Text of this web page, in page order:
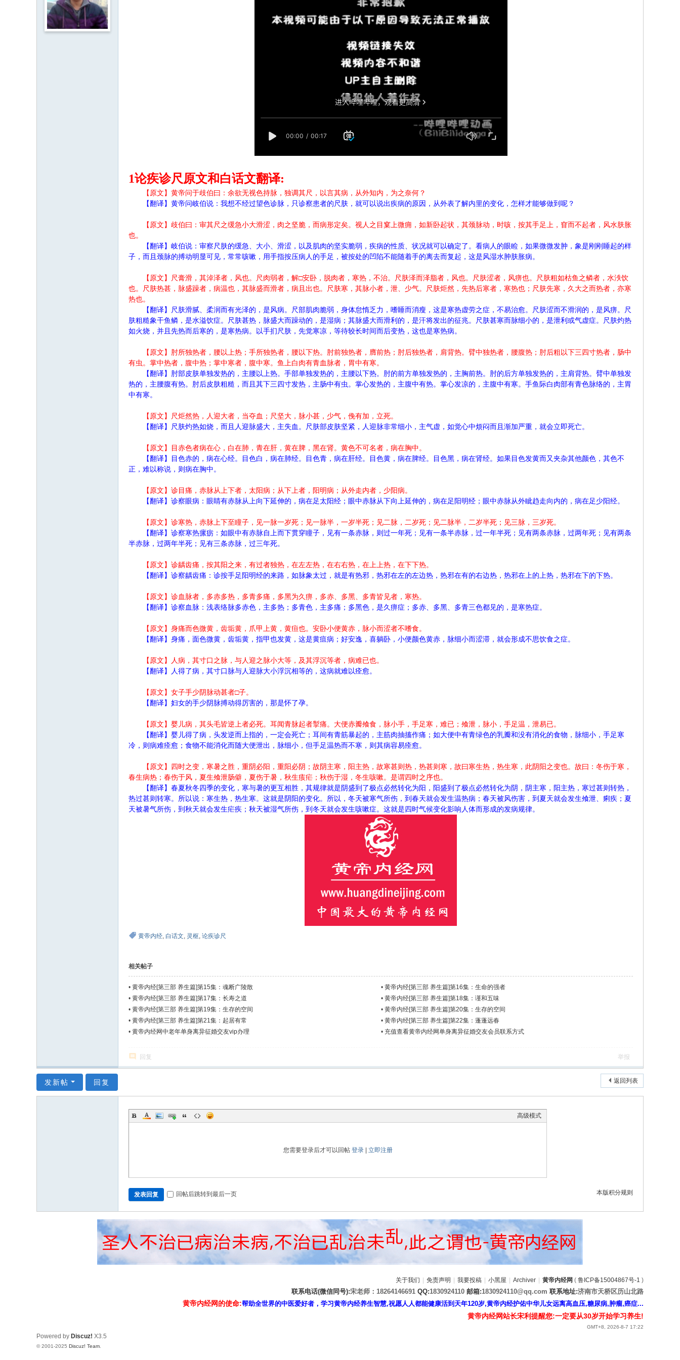
1论疾诊尺原文和白话文翻译:
【原文】黄帝问于歧伯曰：余欲无视色持脉，独调其尺，以言其病，从外知内，为之奈何？
【翻译】黄帝问岐伯说：我想不经过望色诊脉，只诊察患者的尺肤，就可以说出疾病的原因，从外表了解内里的变化，怎样才能够做到呢？
【原文】歧伯曰：审其尺之缓急小大滑涩，肉之坚脆，而病形定矣。视人之目窠上微痈，如新卧起状，其颈脉动，时咳，按其手足上，窅而不起者，风水肤胀
也。
【翻译】岐伯说：审察尺肤的缓急、大小、滑涩，以及肌肉的坚实脆弱，疾病的性质、状况就可以确定了。看病人的眼睑，如果微微发肿，象是刚刚睡起的样
子，而且颈脉的搏动明显可见，常常咳嗽，用手指按压病人的手足，被按处的凹陷不能随着手的离去而复起，这是风湿水肿肤胀病。
【原文】尺膏滑，其淖泽者，风也。尺肉弱者，解□安卧，脱肉者，寒热，不治。尺肤泽而泽脂者，风也。尺肤涩者，风痹也。尺肤粗如枯鱼之鳞者，水泆饮
也。尺肤热甚，脉盛躁者，病温也，其脉盛而滑者，病且出也。尺肤寒，其脉小者，泄、少气。尺肤炬然，先热后寒者，寒热也；尺肤先寒，久大之而热者，亦寒
热也。
【翻译】尺肤滑腻、柔润而有光泽的，是风病。尺部肌肉脆弱，身体怠惰乏力，嗜睡而消瘦，这是寒热虚劳之症，不易治愈。尺肤涩而不滑润的，是风痹。尺
肤粗糙象干鱼鳞，是水溢饮症。尺肤甚热，脉盛大而躁动的，是湿病；其脉盛大而滑利的，是汗将发出的征兆。尺肤甚寒而脉细小的，是泄利或气虚症。尺肤灼热
如火烧，并且先热而后寒的，是寒热病。以手扪尺肤，先觉寒凉，等待较长时间而后变热，这也是寒热病。
【原文】肘所独热者，腰以上热；手所独热者，腰以下热。肘前独热者，膺前热；肘后独热者，肩背热。臂中独热者，腰腹热；肘后粗以下三四寸热者，肠中
有虫。掌中热者，腹中热；掌中寒者，腹中寒。鱼上白肉有青血脉者，胃中有寒。
【翻译】肘部皮肤单独发热的，主腰以上热。手部单独发热的，主腰以下热。肘的前方单独发热的，主胸前热。肘的后方单独发热的，主肩背热。臂中单独发
热的，主腰腹有热。肘后皮肤粗糙，而且其下三四寸发热，主肠中有虫。掌心发热的，主腹中有热。掌心发凉的，主腹中有寒。手鱼际白肉部有青色脉络的，主胃
中有寒。
【原文】尺炬然热，人迎大者，当夺血；尺坚大，脉小甚，少气，俛有加，立死。
【翻译】尺肤灼热如烧，而且人迎脉盛大，主失血。尺肤部皮肤坚紧，人迎脉非常细小，主气虚，如觉心中烦闷而且渐加严重，就会立即死亡。
【原文】目赤色者病在心，白在肺，青在肝，黄在脾，黑在肾。黄色不可名者，病在胸中。
【翻译】目色赤的，病在心经。目色白，病在肺经。目色青，病在肝经。目色黄，病在脾经。目色黑，病在肾经。如果目色发黄而又夹杂其他颜色，其色不
正，难以称说，则病在胸中。
【原文】诊目痛，赤脉从上下者，太阳病；从下上者，阳明病；从外走内者，少阳病。
【翻译】诊察眼病：眼睛有赤脉从上向下延伸的，病在足太阳经；眼中赤脉从下向上延伸的，病在足阳明经；眼中赤脉从外眦趋走向内的，病在足少阳经。
【原文】诊寒热，赤脉上下至瞳子，见一脉一岁死；见一脉半，一岁半死；见二脉，二岁死；见二脉半，二岁半死；见三脉，三岁死。
【翻译】诊察寒热瘰疬：如眼中有赤脉自上而下贯穿瞳子，见有一条赤脉，则过一年死；见有一条半赤脉，过一年半死；见有两条赤脉，过两年死；见有两条
半赤脉，过两年半死；见有三条赤脉，过三年死。
【原文】诊龋齿痛，按其阳之来，有过者独热，在左左热，在右右热，在上上热，在下下热。
【翻译】诊察龋齿痛：诊按手足阳明经的来路，如脉象太过，就是有热邪，热邪在左的左边热，热邪在有的右边热，热邪在上的上热，热邪在下的下热。
【原文】诊血脉者，多赤多热，多青多痛，多黑为久痹，多赤、多黑、多青皆见者，寒热。
【翻译】诊察血脉：浅表络脉多赤色，主多热；多青色，主多痛；多黑色，是久痹症；多赤、多黑、多青三色都见的，是寒热症。
【原文】身痛而色微黄，齿垢黄，爪甲上黄，黄疸也。安卧小便黄赤，脉小而涩者不嗜食。
【翻译】身痛，面色微黄，齿垢黄，指甲也发黄，这是黄疽病；好安逸，喜躺卧，小便颜色黄赤，脉细小而涩滞，就会形成不思饮食之症。
【原文】人病，其寸口之脉，与人迎之脉小大等，及其浮沉等者，病难已也。
【翻译】人得了病，其寸口脉与人迎脉大小浮沉相等的，这病就难以痊愈。
【原文】女子手少阴脉动甚者□子。
【翻译】妇女的手少阴脉搏动得厉害的，那是怀了孕。
【原文】婴儿病，其头毛皆逆上者必死。耳闻青脉起者掣痛。大便赤瓣飧食，脉小手，手足寒，难已；飧泄，脉小，手足温，泄易已。
【翻译】婴儿得了病，头发逆而上指的，一定会死亡；耳间有青筋暴起的，主筋肉抽搐作痛；如大便中有青绿色的乳瓣和没有消化的食物，脉细小，手足寒
冷，则病难痊愈；食物不能消化而随大便泄出，脉细小，但手足温热而不寒，则其病容易痊愈。
【原文】四时之变，寒暑之胜，重阴必阳，重阳必阴；故阴主寒，阳主热，故寒甚则热，热甚则寒，故曰寒生热，热生寒，此阴阳之变也。故曰：冬伤于寒，
春生病热；春伤于风，夏生飧泄肠僻，夏伤于暑，秋生痎疟；秋伤于湿，冬生咳嗽。是谓四时之序也。
【翻译】春夏秋冬四季的变化，寒与暑的更互相胜，其规律就是阴盛到了极点必然转化为阳，阳盛到了极点必然转化为阴，阴主寒，阳主热，寒过甚则转热，
热过甚则转寒。所以说：寒生热，热生寒。这就是阴阳的变化。所以，冬天被寒气所伤，到春天就会发生温热病；春天被风伤害，到夏天就会发生飧泄、痢疾；夏
天被暑气所伤，到秋天就会发生疟疾；秋天被湿气所伤，到冬天就会发生咳嗽症。这就是四时气候变化影响人体而形成的发病规律。
黄帝内经, 白话文, 灵枢, 论疾诊尺
相关帖子
• 黄帝内经[第三部 养生篇]第15集：魂断广陵散 • 黄帝内经[第三部 养生篇]第16集：生命的强者
• 黄帝内经[第三部 养生篇]第17集：长寿之道 • 黄帝内经[第三部 养生篇]第18集：谨和五味
• 黄帝内经[第三部 养生篇]第19集：生存的空间 • 黄帝内经[第三部 养生篇]第20集：生存的空间
• 黄帝内经[第三部 养生篇]第21集：起居有常 • 黄帝内经[第三部 养生篇]第22集：蓬蓬远春
• 黄帝内经网中老年单身离异征婚交友vip办理 • 充值查看黄帝内经网单身离异征婚交友会员联系方式
回复 举报
返回列表
发新帖 回复
高级模式
您需要登录后才可以回帖 登录| 立即注册
本版积分规则
发表回复 回帖后跳转到最后一页
关于我们 免责声明 我要投稿 小黑屋 Archiver 黄帝内经网 ( 鲁ICP备15004867号-1 )
联系电话(微信同号):宋老师：18264146691 QQ:1830924110 邮箱:1830924110@qq.com 联系地址:济南市天桥区历山北路
黄帝内经网的使命:帮助全世界的中医爱好者，学习黄帝内经养生智慧,祝愿人人都能健康活到天年120岁,黄帝内经护佑中华儿女远离高血压,糖尿病,肿瘤,癌症...
黄帝内经网站长宋利提醒您:一定要从30岁开始学习养生!
GMT+8, 2026-8-7 17:22
Powered by Discuz! X3.5
© 2001-2025 Discuz! Team